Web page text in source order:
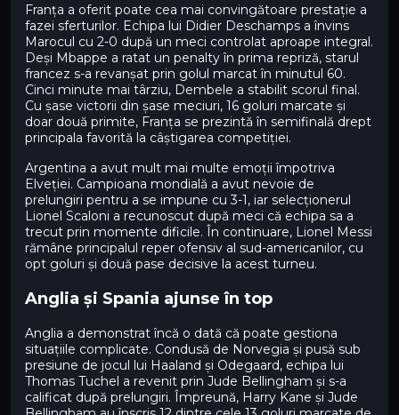
Franța a oferit poate cea mai convingătoare prestație a
fazei sferturilor. Echipa lui Didier Deschamps a învins
Marocul cu 2-0 după un meci controlat aproape integral.
Deși Mbappe a ratat un penalty în prima repriză, starul
francez s-a revanșat prin golul marcat în minutul 60.
Cinci minute mai târziu, Dembele a stabilit scorul final.
Cu șase victorii din șase meciuri, 16 goluri marcate și
doar două primite, Franța se prezintă în semifinală drept
principala favorită la câștigarea competiției.
Argentina a avut mult mai multe emoții împotriva
Elveției. Campioana mondială a avut nevoie de
prelungiri pentru a se impune cu 3-1, iar selecționerul
Lionel Scaloni a recunoscut după meci că echipa sa a
trecut prin momente dificile. În continuare, Lionel Messi
rămâne principalul reper ofensiv al sud-americanilor, cu
opt goluri și două pase decisive la acest turneu.
Anglia și Spania ajunse în top
Anglia a demonstrat încă o dată că poate gestiona
situațiile complicate. Condusă de Norvegia și pusă sub
presiune de jocul lui Haaland și Odegaard, echipa lui
Thomas Tuchel a revenit prin Jude Bellingham și s-a
calificat după prelungiri. Împreună, Harry Kane și Jude